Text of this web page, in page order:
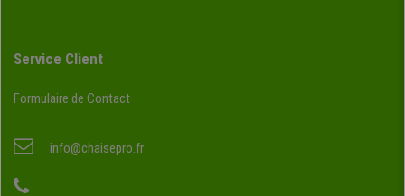
Service Client
Formulaire de Contact
info@chaisepro.fr